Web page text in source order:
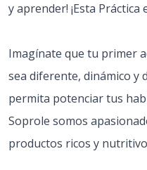
y aprender! ¡Esta Práctica
Imagínate que tu primer
sea diferente, dinámico y
permita potenciar tus
Soprole somos
productos ricos y